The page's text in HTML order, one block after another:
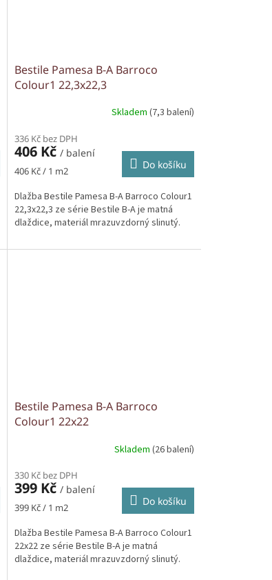
Bestile Pamesa B-A Barroco
Colour1 22,3x22,3
Skladem (7,3 balení)
336 Kč bez DPH
406 Kč / balení
Měrná
406 Kč / 1 m2 Do košíku
Dlažba Bestile Pamesa B-A Barroco Colour1
22,3x22,3 ze série Bestile B-A je matná
dlaždice, materiál mrazuvzdorný slinutý.
Bestile Pamesa B-A Barroco
Colour1 22x22
Skladem (26 balení)
330 Kč bez DPH
399 Kč / balení
Měrná
399 Kč / 1 m2 Do košíku
Dlažba Bestile Pamesa B-A Barroco Colour1
22x22 ze série Bestile B-A je matná
dlaždice, materiál mrazuvzdorný slinutý.